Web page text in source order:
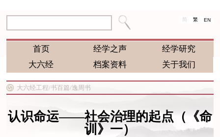
简 繁 EN
首页 经学之声
经学研究
大六经
档案资料 关于我们
大六经工程/书百篇/逸周书
认识命运——社会治理的起点（《命
训》一）